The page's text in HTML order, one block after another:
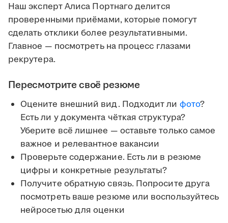
Наш эксперт Алиса Портнаго делится
проверенными приёмами, которые помогут
сделать отклики более результативными.
Главное — посмотреть на процесс глазами
рекрутера.
Пересмотрите своё резюме
Оцените внешний вид. Подходит ли фото?
Есть ли у документа чёткая структура?
Уберите всё лишнее — оставьте только самое
важное и релевантное вакансии
Проверьте содержание. Есть ли в резюме
цифры и конкретные результаты?
Получите обратную связь. Попросите друга
посмотреть ваше резюме или воспользуйтесь
нейросетью для оценки